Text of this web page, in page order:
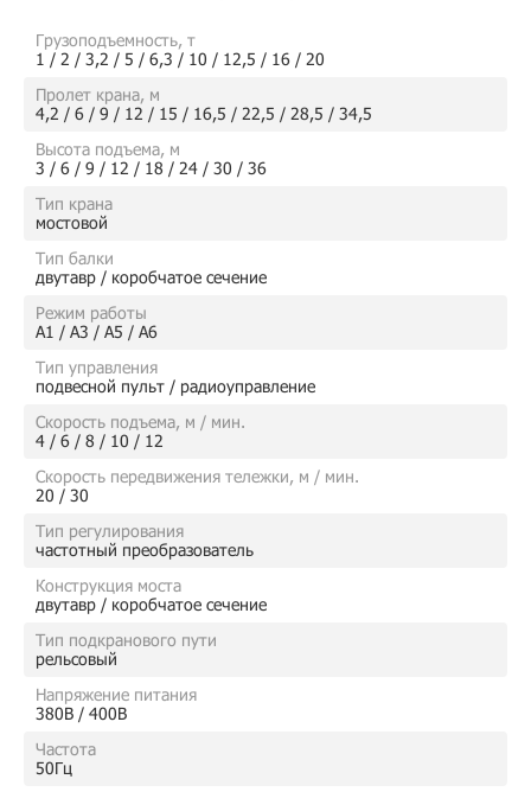
Грузоподъемность, т
1 / 2 / 3,2 / 5 / 6,3 / 10 / 12,5 / 16 / 20
Пролет крана, м
4,2 / 6 / 9 / 12 / 15 / 16,5 / 22,5 / 28,5 / 34,5
Высота подъема, м
3 / 6 / 9 / 12 / 18 / 24 / 30 / 36
Тип крана
мостовой
Тип балки
двутавр / коробчатое сечение
Режим работы
А1 / А3 / А5 / А6
Тип управления
подвесной пульт / радиоуправление
Скорость подъема, м / мин.
4 / 6 / 8 / 10 / 12
Скорость передвижения тележки, м / мин.
20 / 30
Тип регулирования
частотный преобразователь
Конструкция моста
двутавр / коробчатое сечение
Тип подкранового пути
рельсовый
Напряжение питания
380В / 400В
Частота
50Гц